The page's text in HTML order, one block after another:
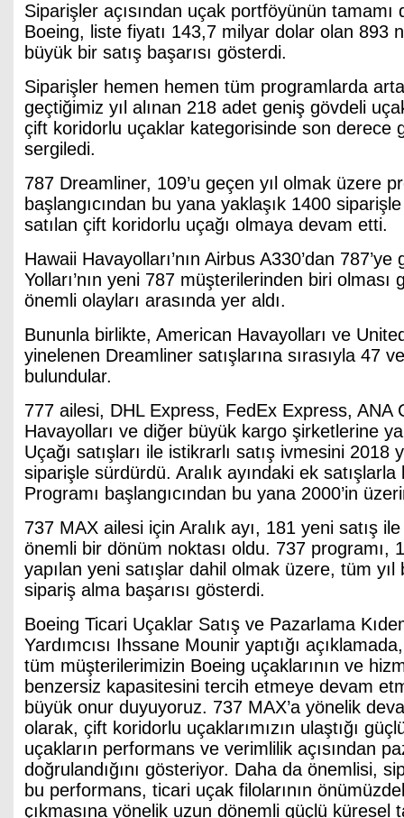
Siparişler açısından uçak portföyünün tamamı
Boeing, liste fiyatı 143,7 milyar dolar olan 893
büyük bir satış başarısı gösterdi.
Siparişler hemen hemen tüm programlarda
geçtiğimiz yıl alınan 218 adet geniş gövdeli
çift koridorlu uçaklar kategorisinde son derece
sergiledi.
787 Dreamliner, 109’u geçen yıl olmak üzere
başlangıcından bu yana yaklaşık 1400
satılan çift koridorlu uçağı olmaya devam etti.
Hawaii Havayolları’nın Airbus A330’dan
Yolları’nın yeni 787 müşterilerinden biri olması
önemli olayları arasında yer aldı.
Bununla birlikte, American Havayolları ve
yinelenen Dreamliner satışlarına sırasıyla 47
bulundular.
777 ailesi, DHL Express, FedEx Express, ANA
Havayolları ve diğer büyük kargo şirketlerine
Uçağı satışları ile istikrarlı satış ivmesini 2018
siparişle sürdürdü. Aralık ayındaki ek
Programı başlangıcından bu yana 2000’in
737 MAX ailesi için Aralık ayı, 181 yeni satış
önemli bir dönüm noktası oldu. 737 programı,
yapılan yeni satışlar dahil olmak üzere, tüm
sipariş alma başarısı gösterdi.
Boeing Ticari Uçaklar Satış ve Pazarlama
Yardımcısı Ihssane Mounir yaptığı
tüm müşterilerimizin Boeing uçaklarının ve
benzersiz kapasitesini tercih etmeye devam
büyük onur duyuyoruz. 737 MAX’a yönelik
olarak, çift koridorlu uçaklarımızın ulaştığı
uçakların performans ve verimlilik açısından
doğrulandığını gösteriyor. Daha da önemlisi,
bu performans, ticari uçak filolarının
çıkmasına yönelik uzun dönemli güçlü küresel